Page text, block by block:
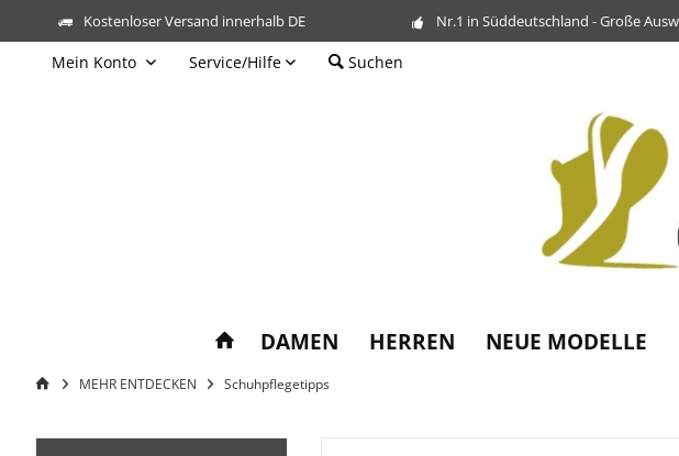
Kostenloser Versand innerhalb DE Nr.1 in Süddeutschland - Große
Mein Konto Service/Hilfe Suchen
DAMEN HERREN NEUE MODELLE
MEHR ENTDECKEN Schuhpflegetipps